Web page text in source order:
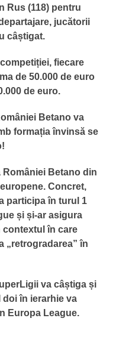
Rus (118) pentru
jucătorii
câștigat.
fiecare
de 50.000 de euro
de euro.
Betano va
formația învinsă se
Betano din
Concret,
participa în turul 1
și și-ar asigura
contextul în care
„retrogradarea” în
va câștiga și
în ierarhie va
Europa League.